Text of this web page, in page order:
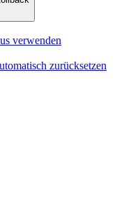
verwenden
zurücksetzen